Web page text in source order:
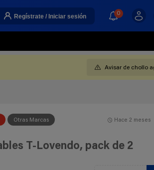
Regístrate / Iniciar sesión 0
Avisar de chollo
Otras Marcas Hace 2 meses
T-Lovendo, pack de 2